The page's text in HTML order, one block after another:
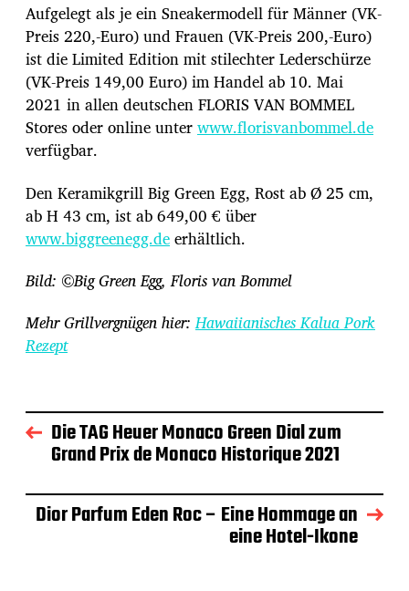
Aufgelegt als je ein Sneakermodell für Männer (VK-
Preis 220,-Euro) und Frauen (VK-Preis 200,-Euro)
ist die Limited Edition mit stilechter Lederschürze
(VK-Preis 149,00 Euro) im Handel ab 10. Mai
2021 in allen deutschen FLORIS VAN BOMMEL
Stores oder online unterwww.florisvanbommel.de
verfügbar.
Den Keramikgrill Big Green Egg, Rost ab Ø 25 cm,
ab H 43 cm, ist ab 649,00 € über
www.biggreenegg.deerhältlich.
Bild: ©Big Green Egg, Floris van Bommel
Mehr Grillvergnügen hier:Hawaiianisches Kalua Pork
Rezept
Die TAG Heuer Monaco Green Dial zum
Grand Prix de Monaco Historique 2021
Dior Parfum Eden Roc – Eine Hommage an
eine Hotel-Ikone